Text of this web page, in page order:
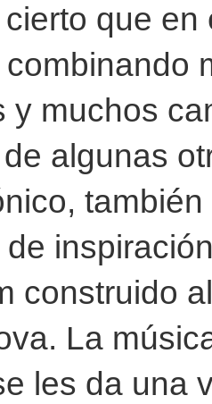
que
y muchos
algunas
construido
La
les da una